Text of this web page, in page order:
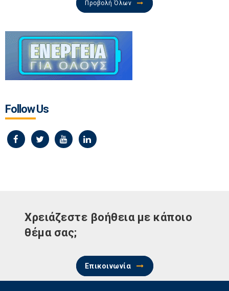
Προβολή Όλων
Follow Us
Χρειάζεστε βοήθεια με κάποιο
θέμα σας;
Επικοινωνία